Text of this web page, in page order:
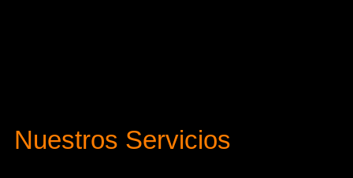
Nuestros Servicios